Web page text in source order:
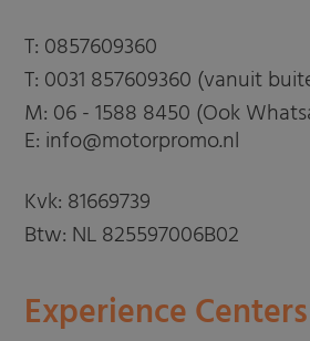
T: 0857609360
T: 0031 857609360 (vanuit
M: 06 - 1588 8450 (Ook
E: info@motorpromo.nl
Kvk: 81669739
Btw: NL 825597006B02
Experience Centers